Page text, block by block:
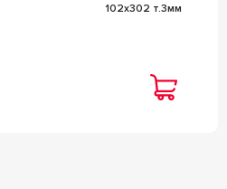
102x302 т.3мм